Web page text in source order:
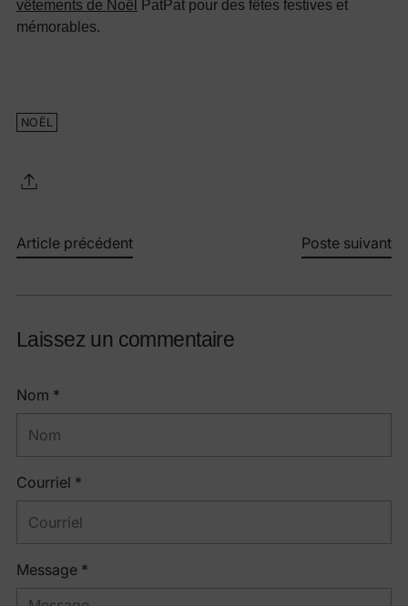
vêtements de Noël PatPat pour des fêtes festives et
mémorables.
NOËL
Article précédent Poste suivant
Laissez un commentaire
Nom *
Courriel *
Message *